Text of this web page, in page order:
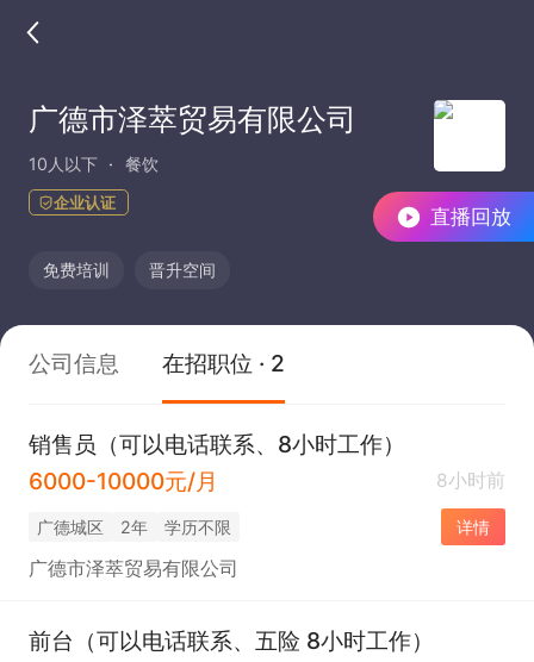
直播回放
广德市泽萃贸易有限公司
10人以下 餐饮
企业认证
免费培训 晋升空间
公司信息 在招职位 · 2
销售员（可以电话联系、8小时工作）
6000-10000元/月
8小时前
广德城区 2年 学历不限 详情
广德市泽萃贸易有限公司
前台（可以电话联系、五险 8小时工作）